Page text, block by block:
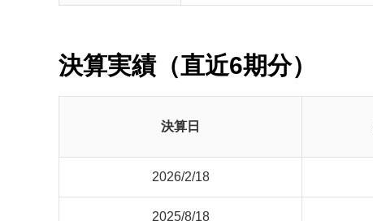
決算実績（直近6期分）
決算日
2026/2/18
2025/8/18